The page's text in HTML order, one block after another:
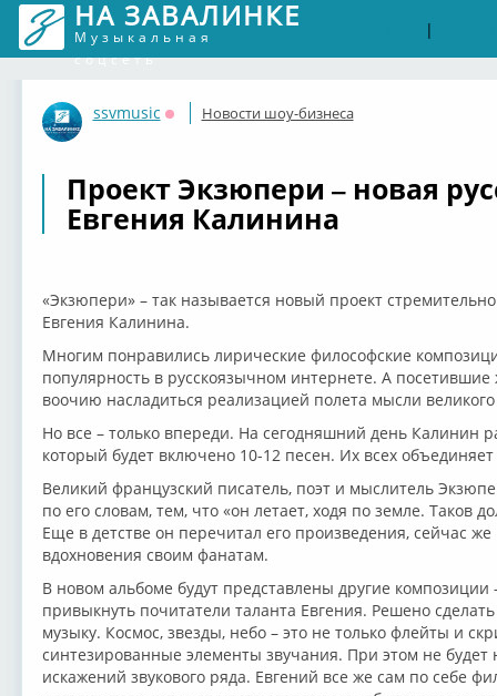
НА ЗАВАЛИНКЕ
Музыкальная
соцсеть
|
ssvmusic
Оффлайн
Новости шоу-бизнеса
Проект Экзюпери – новая
Евгения Калинина
«Экзюпери» – так называется новый проект
Евгения Калинина.
Многим понравились лирические философские
популярность в русскоязычном интернете. А
воочию насладиться реализацией полета мысли
Но все – только впереди. На сегодняшний день Калинин
который будет включено 10-12 песен. Их всех
Великий французский писатель, поэт и мыслитель
по его словам, тем, что «он летает, ходя по земле. Таков
Еще в детстве он перечитал его произведения, сейчас же
вдохновения своим фанатам.
В новом альбоме будут представлены другие композиции
привыкнуть почитатели таланта Евгения. Решено
музыку. Космос, звезды, небо – это не только флейты и
синтезированные элементы звучания. При этом не
искажений звукового ряда. Евгений все же сам по себе